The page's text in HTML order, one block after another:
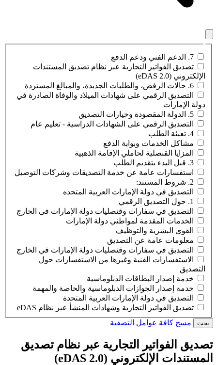
7. الدعم الفني ودعم الدفع
تصديق الفواتير التجارية عبر نظام تصديق المستندات
الإلكتروني (eDAS 2.0)
6. حالات الرفض، والطلبات الجديدة، والمبالغ المستردة
التصديق الرقمي على شهادات الميلاد والوفاة الصادرة في
دولة الإمارات
5. الدولة المقصودة وخيارات التصديق
التصديق الرقمي على الشهادات الدراسية - تعليم عام
4. تعبئة الطلب
مشاكل الخدمات وبوابة الدفع
المزايا القنصلية لحاملي الإقامة الذهبية
3. قبل البدء بتقديم الطلب
استفسارات عامة عن خدمة التصديقات وشركات التوصيل
2. شروط المستند:
التصديق في دولة الإمارات العربية المتحده
1. حول التصديق الرقمي
التصديق في سفارات وقنصليات دولة الإمارات فى الخارج
الخدمات المقدمة لمواطني دولة الإمارات
القوى البشرية والتوظيف
معلومات عامة عن التصديق
التصديق في سفارات وقنصليات دولة الإمارات في الخارج
الاستفسارات الفنية وغيرها من الاستفسارات حول
التصديق
خدمة إصدار البطاقات الدبلوماسية
خدمة إصدار الجوازات الدبلوماسية والخاصة والمهمة
التصديق في دولة الإمارات العربية المتحدة
تصديق الفواتير التجارية وشهادات المنشأ عبر نظام eDAS
بحث مسح كافة عوامل التصفية
تصديق الفواتير التجارية عبر نظام تصديق
المستندات الإلكتروني (eDAS 2.0)